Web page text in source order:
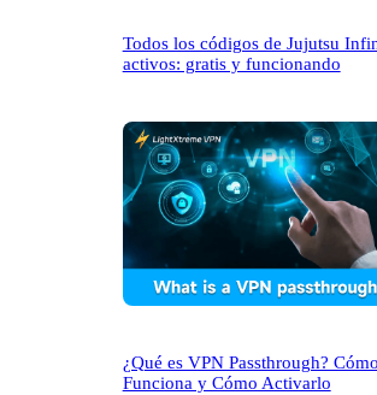
Todos los códigos de Jujutsu
activos: gratis y funcionando
¿Qué es VPN Passthrough? Cómo
Funciona y Cómo Activarlo